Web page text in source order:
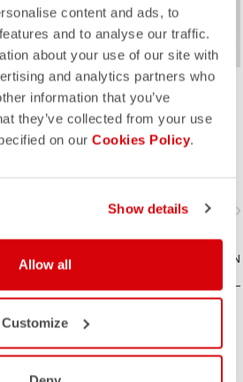
content and ads, to
and to analyse our traffic.
about your use of our site with
and analytics partners who
information that you’ve
they’ve collected from your use
on our Cookies Policy.
Show details
Allow all
Customize
ESPRESSO AIR JACKET
219,95 €
Mit Ristretto-Technologie von
Warm-Gewebe ist zudem stark
Passform bei totaler
Bewegungsfreiheit.
VERGLEICHEN